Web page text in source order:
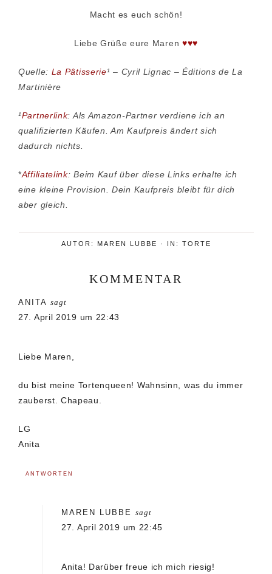
Macht es euch schön!
Liebe Grüße eure Maren ♥♥♥
Quelle: La Pâtisserie¹ – Cyril Lignac – Éditions de La
Martinière
¹Partnerlink: Als Amazon-Partner verdiene ich an
qualifizierten Käufen. Am Kaufpreis ändert sich
dadurch nichts.
*Affiliatelink: Beim Kauf über diese Links erhalte ich
eine kleine Provision. Dein Kaufpreis bleibt für dich
aber gleich.
AUTOR: MAREN LUBBE · IN: TORTE
Interaktionen
KOMMENTAR
ANITA sagt
27. April 2019 um 22:43
Liebe Maren,
du bist meine Tortenqueen! Wahnsinn, was du immer
zauberst. Chapeau.
LG
Anita
ANTWORTEN
MAREN LUBBE sagt
27. April 2019 um 22:45
Anita! Darüber freue ich mich riesig!